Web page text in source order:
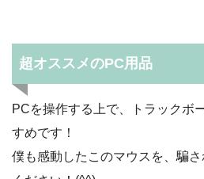
超オススメのPC用品
PCを操作する上で、トラックボ
すめです！
僕も感動したこのマウスを、騙